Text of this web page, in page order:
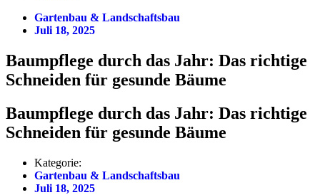
Gartenbau & Landschaftsbau
Juli 18, 2025
Baumpflege durch das Jahr: Das richtige
Schneiden für gesunde Bäume
Baumpflege durch das Jahr: Das richtige
Schneiden für gesunde Bäume
Kategorie:
Gartenbau & Landschaftsbau
Juli 18, 2025